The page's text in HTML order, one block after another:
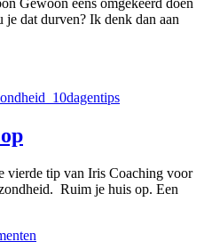
Gewoon eens omgekeerd doen
dat durven? Ik denk dan aan
vierde tip van Iris Coaching voor
Ruim je huis op. Een